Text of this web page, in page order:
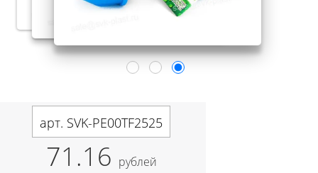
арт. SVK-PE00TF2525
71.16 рублей